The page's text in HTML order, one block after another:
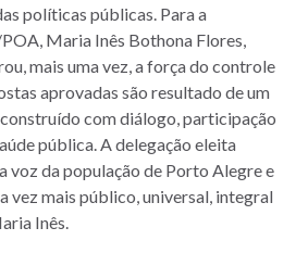
políticas públicas. Para a
Maria Inês Bothona Flores,
mais uma vez, a força do controle
aprovadas são resultado de um
com diálogo, participação
pública. A delegação eleita
voz da população de Porto Alegre e
vez mais público, universal, integral
Inês.